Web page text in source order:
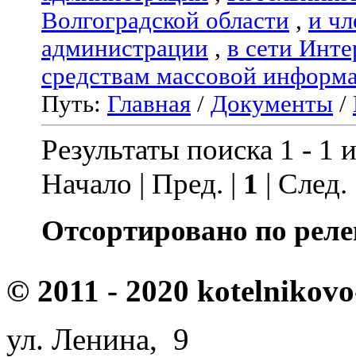
Волгоградской области , и
администрации , в сети
средствам массовой
Путь: Главная / Документы /
Результаты поиска 1 - 1
Начало | Пред. | 1 |
Отсортировано по
© 2011 - 2020
ул. Ленина, 9